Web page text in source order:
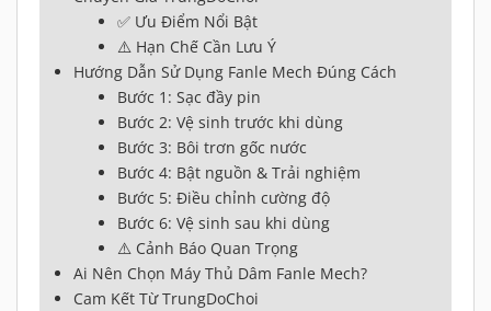
✅ Ưu Điểm Nổi Bật
⚠️ Hạn Chế Cần Lưu Ý
Hướng Dẫn Sử Dụng Fanle Mech Đúng Cách
Bước 1: Sạc đầy pin
Bước 2: Vệ sinh trước khi dùng
Bước 3: Bôi trơn gốc nước
Bước 4: Bật nguồn & Trải nghiệm
Bước 5: Điều chỉnh cường độ
Bước 6: Vệ sinh sau khi dùng
⚠️ Cảnh Báo Quan Trọng
Ai Nên Chọn Máy Thủ Dâm Fanle Mech?
Cam Kết Từ TrungDoChoi